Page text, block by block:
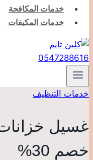
خدمات المكافحة
خدمات المكيفات
خدمات التنظيف
غسيل
خصم 30%